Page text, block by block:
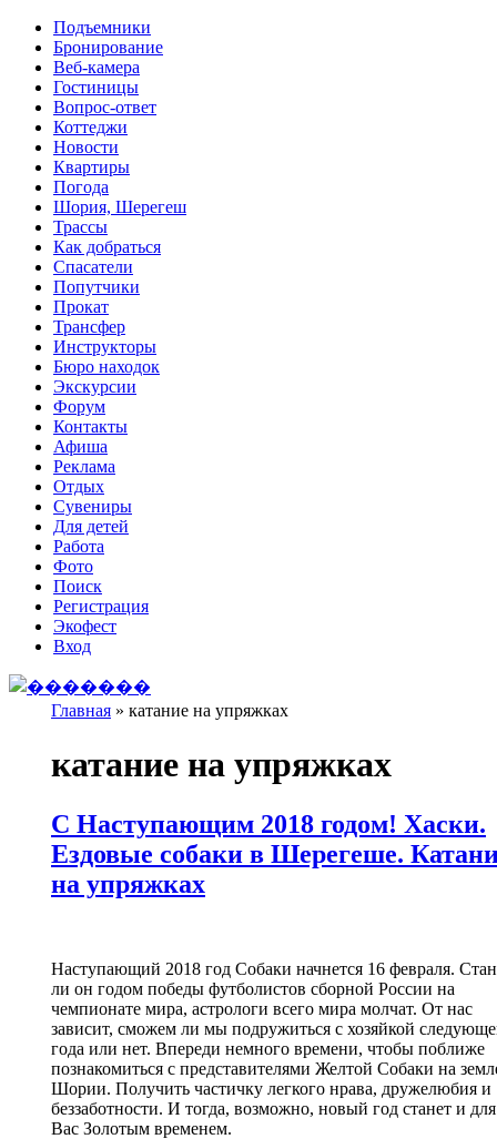
Перейти к основному содержанию
Подъемники
Бронирование
Веб-камера
Гостиницы
Вопрос-ответ
Коттеджи
Новости
Квартиры
Погода
Шория, Шерегеш
Трассы
Как добраться
Спасатели
Попутчики
Прокат
Трансфер
Инструкторы
Бюро находок
Экскурсии
Форум
Контакты
Афиша
Реклама
Отдых
Сувениры
Для детей
Работа
Фото
Поиск
Регистрация
Экофест
Вход
Главная » катание на упряжках
катание на упряжках
С Наступающим 2018 годом! Хаски.
Ездовые собаки в Шерегеше.
на упряжках
Наступающий 2018 год Собаки начнется 16 февраля.
ли он годом победы футболистов сборной России на
чемпионате мира, астрологи всего мира молчат. От нас
зависит, сможем ли мы подружиться с хозяйкой
года или нет. Впереди немного времени, чтобы поближе
познакомиться с представителями Желтой Собаки на
Шории. Получить частичку легкого нрава, дружелюбия и
беззаботности. И тогда, возможно, новый год станет и для
Вас Золотым временем.